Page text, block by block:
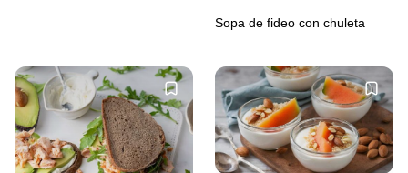
Sopa de fideo con chuleta